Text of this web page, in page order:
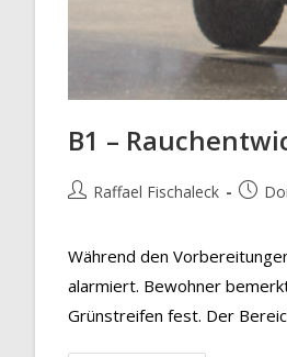
B1 –
Beitrags-
Raffael Fischaleck
Während den
alarmiert. Bewohner
Grünstreifen fest. Der